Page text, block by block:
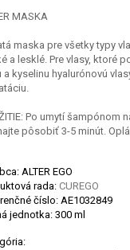
MASKA
maska pre všetky typy
a lesklé. Pre vlasy, ktoré
a kyselinu hyalurónovú
Po umytí šampónom
pôsobiť 3-5 minút.
ALTER EGO
rada: CUREGO
číslo:AE1032849
jednotka:300 ml